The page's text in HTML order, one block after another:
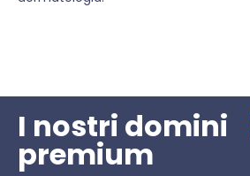
I nostri domini
premium